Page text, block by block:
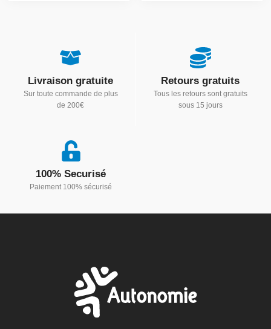
Livraison gratuite
Sur toute commande de plus
de 200€
Retours gratuits
Tous les retours sont gratuits
sous 15 jours
100% Securisé
Paiement 100% sécurisé